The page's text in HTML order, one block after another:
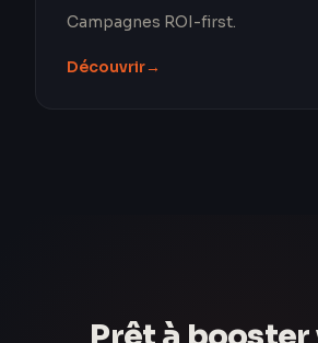
Campagnes ROI-first.
Découvrir→